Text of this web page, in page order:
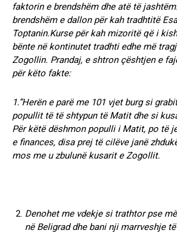
faktorin e brendshëm dhe atë të
brendshëm e dallon për kah tradhtitë
Toptanin.Kurse për kah mizoritë që i
bënte në kontinutet tradhti edhe më
Zogollin. Prandaj, e shtron çështjen e
për këto fakte:
1.”Herën e parë me 101 vjet burg si
popullit të të shtypun të Matit dhe si
Për këtë dëshmon populli i Matit, po të
e finances, disa prej të cilëve janë
mos me u zbulunë kusarit e Zogollit.
Denohet me vdekje si trathtor pse
në Beligrad dhe bani nji marrveshje